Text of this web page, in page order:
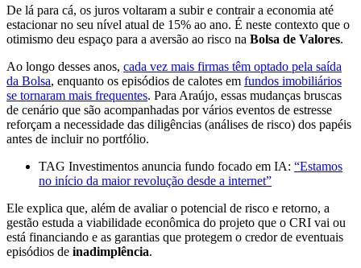
De lá para cá, os juros voltaram a subir e contrair a economia até
estacionar no seu nível atual de 15% ao ano. É neste contexto que o
otimismo deu espaço para a aversão ao risco na Bolsa de Valores.
Ao longo desses anos, cada vez mais firmas têm optado pela saída
da Bolsa, enquanto os episódios de calotes em fundos imobiliários
se tornaram mais frequentes. Para Araújo, essas mudanças bruscas
de cenário que são acompanhadas por vários eventos de estresse
reforçam a necessidade das diligências (análises de risco) dos papéis
antes de incluir no portfólio.
TAG Investimentos anuncia fundo focado em IA: “Estamos
no início da maior revolução desde a internet”
Ele explica que, além de avaliar o potencial de risco e retorno, a
gestão estuda a viabilidade econômica do projeto que o CRI vai ou
está financiando e as garantias que protegem o credor de eventuais
episódios de inadimplência.